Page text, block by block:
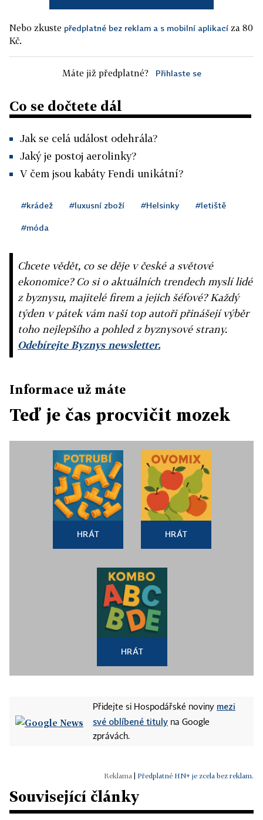
Nebo zkuste předplatné bez reklam a s mobilní aplikací za 80
Kč.
Máte již předplatné? Přihlaste se
Co se dočtete dál
Jak se celá událost odehrála?
Jaký je postoj aerolinky?
V čem jsou kabáty Fendi unikátní?
#krádež #luxusní zboží #Helsinky #letiště
#móda
Chcete vědět, co se děje v české a světové
ekonomice? Co si o aktuálních trendech myslí lidé
z byznysu, majitelé firem a jejich šéfové? Každý
týden v pátek vám naši top autoři přinášejí výběr
toho nejlepšího a pohled z byznysové strany.
Odebírejte Byznys newsletter.
Informace už máte
Teď je čas procvičit mozek
HRÁT HRÁT
HRÁT
Přidejte si Hospodářské noviny mezi
své oblíbené tituly na Google
zprávách.
Předplatné HN+ je zcela bez reklam.
Související články